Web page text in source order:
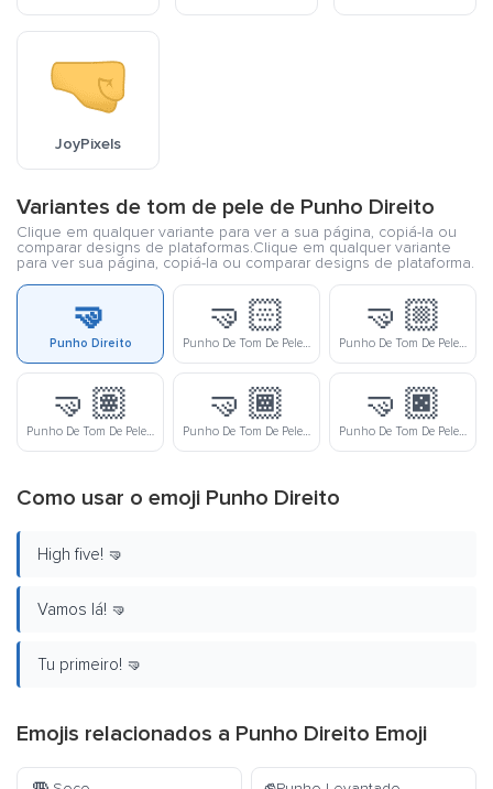
JoyPixels
Variantes de tom de pele de Punho Direito
Clique em qualquer variante para ver a sua página, copiá-la ou
comparar designs de plataformas.Clique em qualquer variante
para ver sua página, copiá-la ou comparar designs de plataforma.
🤜
Punho Direito
🤜🏻
Punho De Tom De Pele Clara Virado Para A Direita
🤜🏼
Punho De Tom De Pele Meio Clara Virado Para A Direita
🤜🏽
Punho De Tom De Pele Médio Virado Para A Direita
🤜🏾
Punho De Tom De Pele Meio Escura Virado Para A Direita
🤜🏿
Punho De Tom De Pele Escura Virado Para A Direita
Como usar o emoji Punho Direito
High five! 🤜
Vamos lá! 🤜
Tu primeiro! 🤜
Emojis relacionados a Punho Direito Emoji